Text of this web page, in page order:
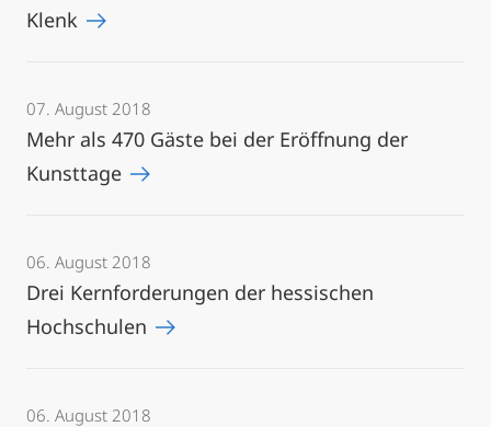
Klenk
07. August 2018
Mehr als 470 Gäste bei der Eröffnung der
Kunsttage
06. August 2018
Drei Kernforderungen der hessischen
Hochschulen
06. August 2018